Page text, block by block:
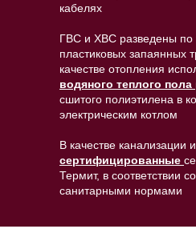
кабелях
ГВС и ХВС разведены по
пластиковых запаянных
качестве отопления
водяного теплого пола
сшитого полиэтилена в
электрическим котлом
В качестве канализации
сертифицированные
Термит, в соответствии
санитарными нормами